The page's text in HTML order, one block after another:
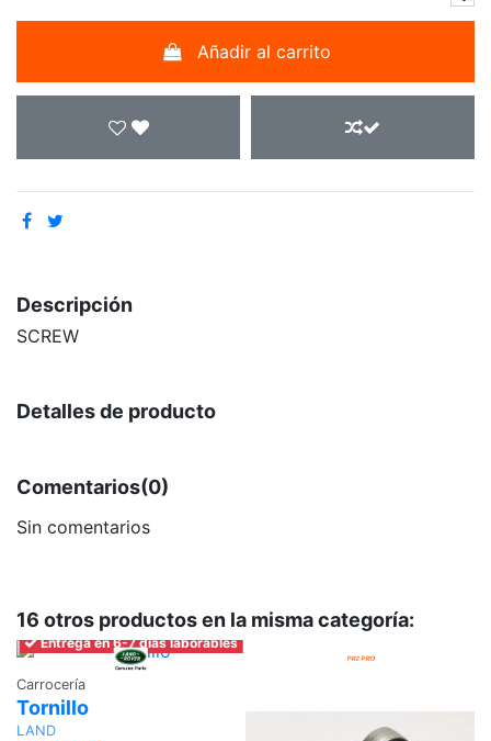
Añadir al carrito
Descripción
SCREW
Detalles de producto
Comentarios(0)
Sin comentarios
16 otros productos en la misma categoría:
Entrega en 6-7 días laborables
Carrocería
Tornillo
LAND